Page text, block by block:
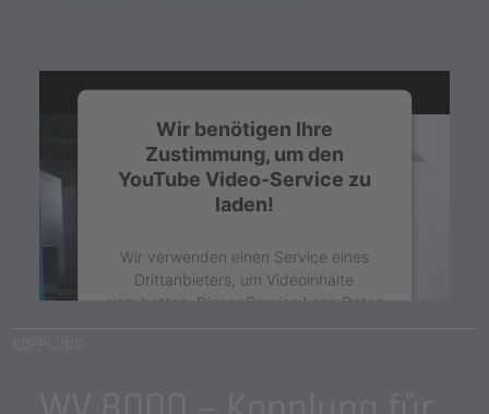
Wir benötigen Ihre
Zustimmung, um den
YouTube Video-Service zu
laden!
Wir verwenden einen Service eines
Drittanbieters, um Videoinhalte
einzubetten. Dieser Service kann Daten